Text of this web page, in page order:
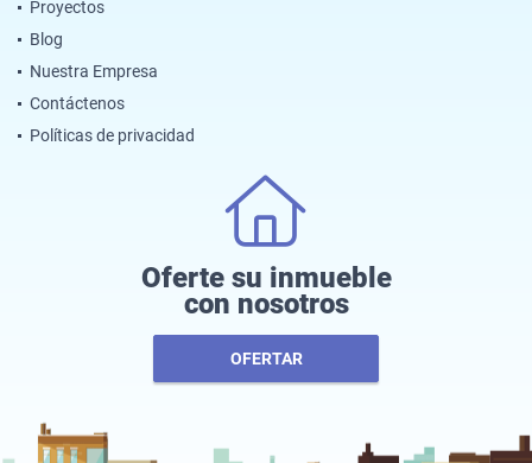
Proyectos
Blog
Nuestra Empresa
Contáctenos
Políticas de privacidad
Oferte su inmueble
con nosotros
OFERTAR